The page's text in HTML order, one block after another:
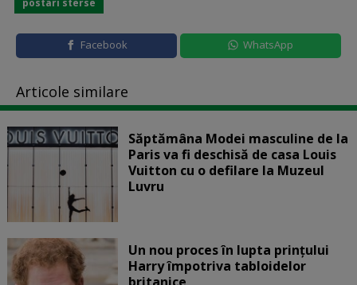
Facebook WhatsApp
Articole similare
Săptămâna Modei masculine de la
Paris va fi deschisă de casa Louis
Vuitton cu o defilare la Muzeul
Luvru
Un nou proces în lupta prinţului
Harry împotriva tabloidelor